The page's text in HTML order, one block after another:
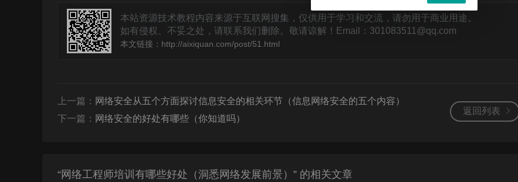
本站资源技术教程内容来源于互联网搜集，仅供用于学习和交流，请勿用于商业用途。
如有侵权、不妥之处，请联系我们删除。敬请谅解！Email：301083511@qq.com
本文链接： http://aixiquan.com/post/51.html
返回列表
上一篇： 网络安全从五个方面探讨信息安全的相关环节（信息网络安全的五个内容）
下一篇： 网络安全的好处有哪些（你知道吗）
“网络工程师培训有哪些好处（洞悉网络发展前景）” 的相关文章